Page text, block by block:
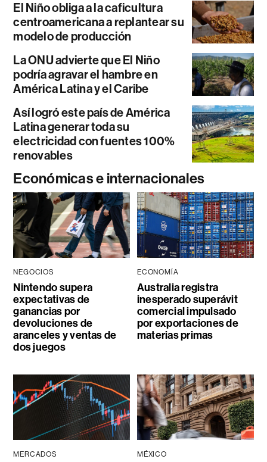
El Niño obliga a la caficultura
centroamericana a replantear su
modelo de producción
La ONU advierte que El Niño
podría agravar el hambre en
América Latina y el Caribe
Así logró este país de América
Latina generar toda su
electricidad con fuentes 100%
renovables
Económicas e internacionales
NEGOCIOS
Nintendo supera
expectativas de
ganancias por
devoluciones de
aranceles y ventas de
dos juegos
ECONOMÍA
Australia registra
inesperado superávit
comercial impulsado
por exportaciones de
materias primas
MERCADOS MÉXICO